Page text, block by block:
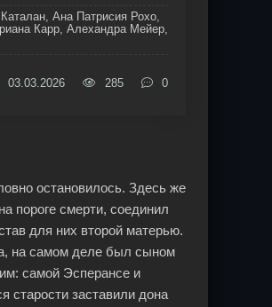
Ана Патрисия Рохо,
Карр, Алехандра Мейер,
03.03.2026 285 0
остановилось. Здесь же
пороге смерти, соединил
для них второй матерью.
на самом деле был сыном
самой Эсперансе и
старости заставили дона